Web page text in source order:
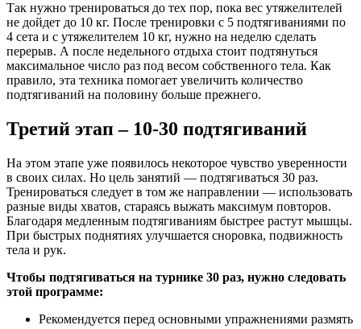
Так нужно тренироваться до тех пор, пока вес утяжелителей
не дойдет до 10 кг. После тренировки с 5 подтягиваниями по
4 сета и с утяжелителем 10 кг, нужно на неделю сделать
перерыв. А после недельного отдыха стоит подтянуться
максимальное число раз под весом собственного тела. Как
правило, эта техника помогает увеличить количество
подтягиваний на половину больше прежнего.
Третий этап – 10-30 подтягиваний
На этом этапе уже появилось некоторое чувство уверенности
в своих силах. Но цель занятий — подтягиваться 30 раз.
Тренироваться следует в том же направлении — использовать
разные виды хватов, стараясь выжать максимум повторов.
Благодаря медленным подтягиваниям быстрее растут мышцы.
При быстрых поднятиях улучшается сноровка, подвижность
тела и рук.
Чтобы подтягиваться на турнике 30 раз, нужно следовать
этой программе:
Рекомендуется перед основными упражнениями размять